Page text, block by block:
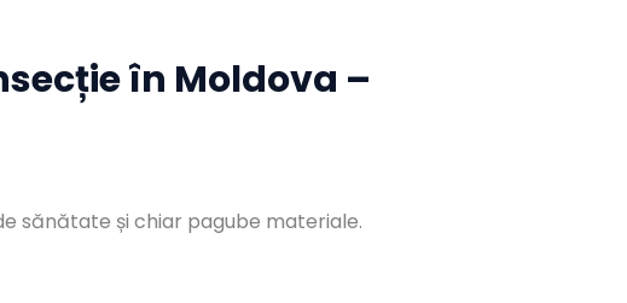
în Moldova –
sănătate și chiar pagube materiale.